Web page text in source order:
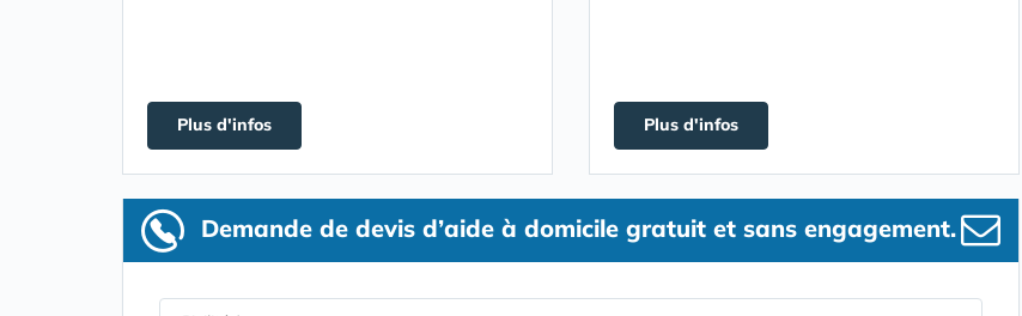
Plus d'infos Plus d'infos
Demande de devis d’aide à domicile gratuit et sans engagement.